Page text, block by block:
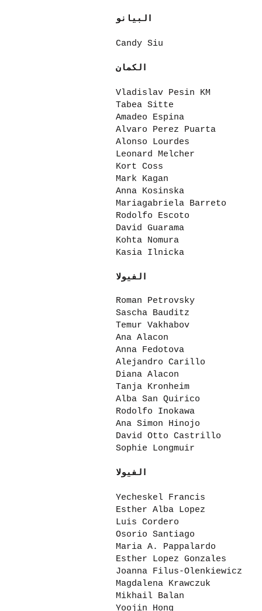
البيانو
Candy Siu
الكمان
Vladislav Pesin KM
Tabea Sitte
Amadeo Espina
Alvaro Perez Puarta
Alonso Lourdes
Leonard Melcher
Kort Coss
Mark Kagan
Anna Kosinska
Mariagabriela Barreto
Rodolfo Escoto
David Guarama
Kohta Nomura
Kasia Ilnicka
الفيولا
Roman Petrovsky
Sascha Bauditz
Temur Vakhabov
Ana Alacon
Anna Fedotova
Alejandro Carillo
Diana Alacon
Tanja Kronheim
Alba San Quirico
Rodolfo Inokawa
Ana Simon Hinojo
David Otto Castrillo
Sophie Longmuir
الفيولا
Yecheskel Francis
Esther Alba Lopez
Luis Cordero
Osorio Santiago
Maria A. Pappalardo
Esther Lopez Gonzales
Joanna Filus-Olenkiewicz
Magdalena Krawczuk
Mikhail Balan
Yoojin Hong